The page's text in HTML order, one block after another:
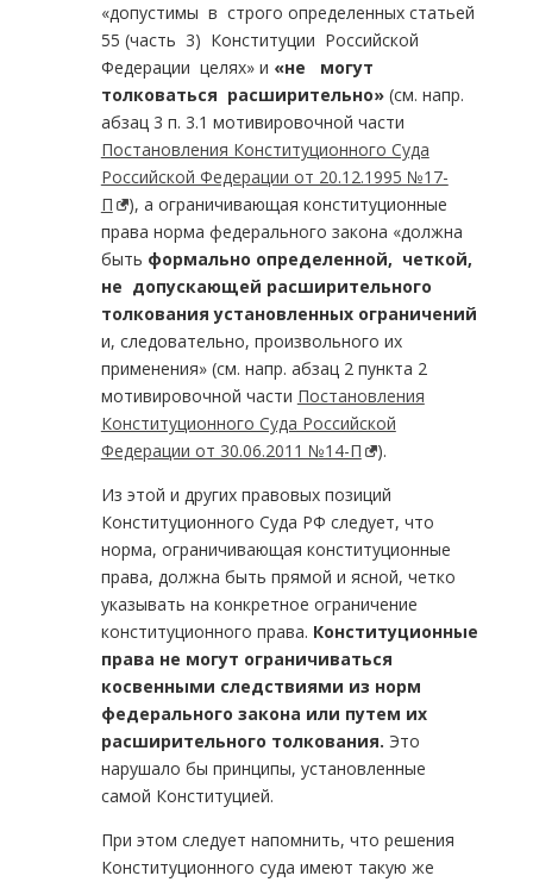
«допустимы в строго определенных статьей
55 (часть 3) Конституции Российской
Федерации целях» и «не могут
толковаться расширительно»(см. напр.
абзац 3 п. 3.1 мотивировочной части
Постановления Конституционного Суда
Российской Федерации от 20.12.1995 №17-
П
), а ограничивающая конституционные
права норма федерального закона «должна
быть формально определенной, четкой,
не допускающей расширительного
толкования установленных ограничений
и, следовательно, произвольного их
применения» (см. напр. абзац 2 пункта 2
мотивировочной части Постановления
Конституционного Суда Российской
Федерации от 30.06.2011 №14-П
).
Из этой и других правовых позиций
Конституционного Суда РФ следует, что
норма, ограничивающая конституционные
права, должна быть прямой и ясной, четко
указывать на конкретное ограничение
конституционного права. Конституционные
права не могут ограничиваться
косвенными следствиями из норм
федерального закона или путем их
расширительного толкования. Это
нарушало бы принципы, установленные
самой Конституцией.
При этом следует напомнить, что решения
Конституционного суда имеют такую же